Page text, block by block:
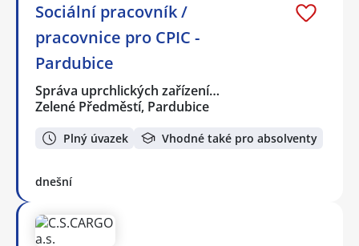
Sociální pracovník /
pracovnice pro CPIC -
Pardubice
Správa uprchlických zařízení…
Zelené Předměstí, Pardubice
Plný úvazek Vhodné také pro absolventy
dnešní